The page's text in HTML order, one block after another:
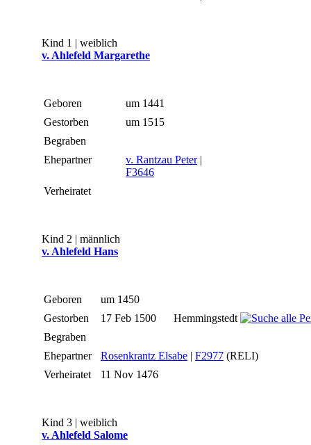
Kind 1 | weiblich
v. Ahlefeld Margarethe
Geboren
um 1441
Gestorben
um 1515
Begraben
Ehepartner
v. Rantzau Peter|
F3646
Verheiratet
Kind 2 | männlich
v. Ahlefeld Hans
Geboren
um 1450
Gestorben
17 Feb 1500
Hemmingstedt
Begraben
Ehepartner
Rosenkrantz Elsabe | F2977 (RELI)
Verheiratet
11 Nov 1476
Kind 3 | weiblich
v. Ahlefeld Salome